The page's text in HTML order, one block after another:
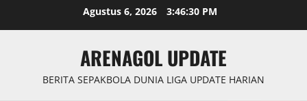
Agustus 6, 2026 3:46:31 PM
ARENAGOL UPDATE
BERITA SEPAKBOLA DUNIA LIGA UPDATE HARIAN